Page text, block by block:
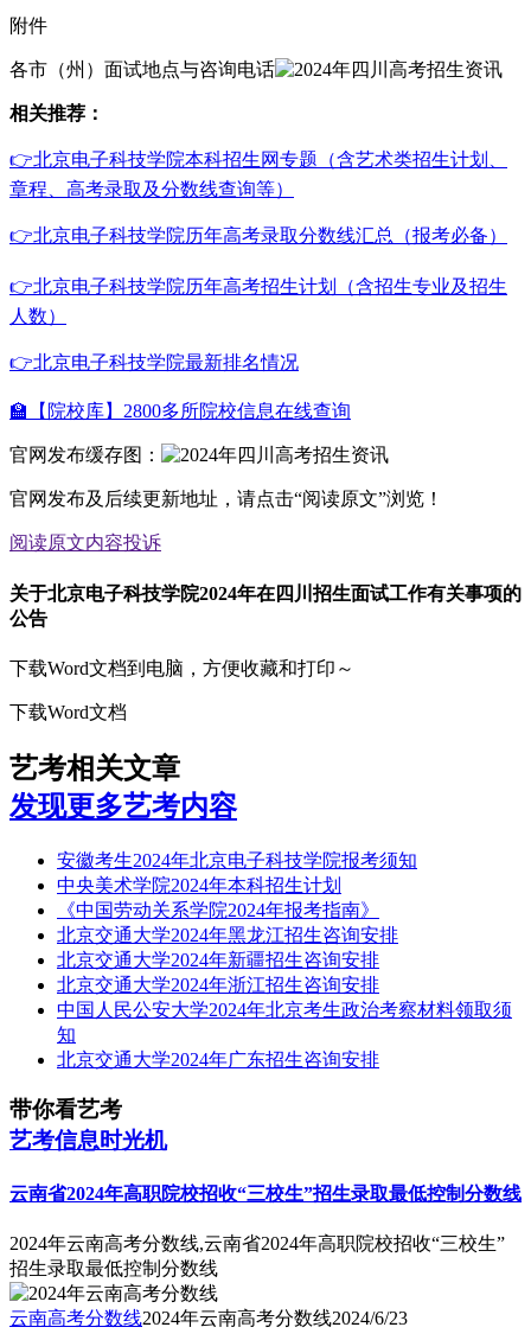
附件
各市（州）面试地点与咨询电话
相关推荐：
👉北京电子科技学院本科招生网专题（含艺术类招生计划、
章程、高考录取及分数线查询等）
👉北京电子科技学院历年高考录取分数线汇总（报考必备）
👉北京电子科技学院历年高考招生计划（含招生专业及招生
人数）
👉北京电子科技学院最新排名情况
🏫【院校库】2800多所院校信息在线查询
官网发布缓存图：
官网发布及后续更新地址，请点击“阅读原文”浏览！
阅读原文内容投诉
关于北京电子科技学院2024年在四川招生面试工作有关事项的
公告
下载Word文档到电脑，方便收藏和打印～
下载Word文档
艺考相关文章
发现更多艺考内容
安徽考生2024年北京电子科技学院报考须知
中央美术学院2024年本科招生计划
《中国劳动关系学院2024年报考指南》
北京交通大学2024年黑龙江招生咨询安排
北京交通大学2024年新疆招生咨询安排
北京交通大学2024年浙江招生咨询安排
中国人民公安大学2024年北京考生政治考察材料领取须
知
北京交通大学2024年广东招生咨询安排
带你看艺考
艺考信息时光机
云南省2024年高职院校招收“三校生”招生录取最低控制分数线
2024年云南高考分数线,云南省2024年高职院校招收“三校生”
招生录取最低控制分数线
云南高考分数线2024年云南高考分数线2024/6/23